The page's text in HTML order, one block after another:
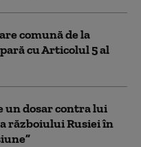
comună de la
cu Articolul 5 al
un dosar contra lui
războiului Rusiei în